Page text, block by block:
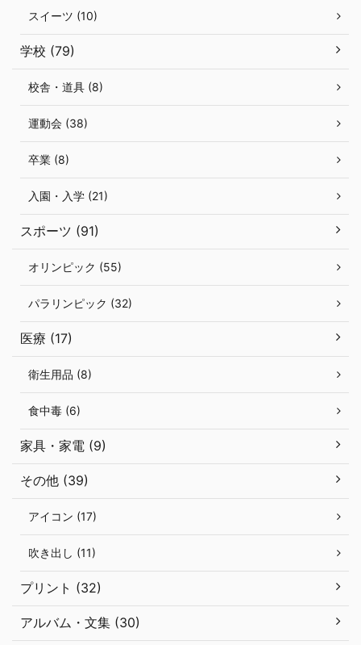
スイーツ (10)
学校 (79)
校舎・道具 (8)
運動会 (38)
卒業 (8)
入園・入学 (21)
スポーツ (91)
オリンピック (55)
パラリンピック (32)
医療 (17)
衛生用品 (8)
食中毒 (6)
家具・家電 (9)
その他 (39)
アイコン (17)
吹き出し (11)
プリント (32)
アルバム・文集 (30)